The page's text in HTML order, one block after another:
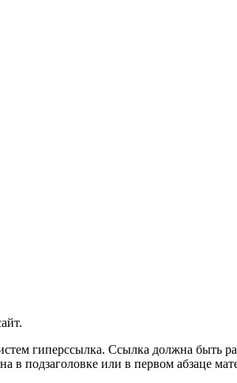
гиперссылка. Ссылка должна быть
в подзаголовке или в первом абзаце